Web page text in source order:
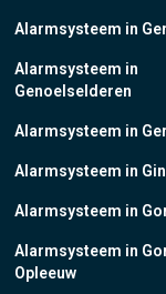
Alarmsysteem in
Alarmsysteem in
Genoelselderen
Alarmsysteem in
Alarmsysteem in
Alarmsysteem in
Alarmsysteem in
Opleeuw